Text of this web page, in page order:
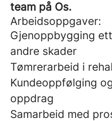
team på Os.
Arbeidsoppgaver:
Gjenoppbygging
andre skader
Tømrerarbeid i
Kundeoppfølging
oppdrag
Samarbeid med